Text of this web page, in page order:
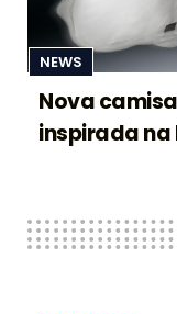
NEWS
Nova
inspirada